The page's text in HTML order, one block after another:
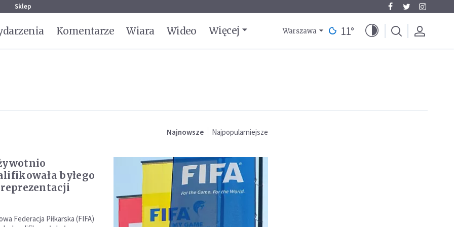
Sklep
Komentarze Wiara Wideo Więcej Warszawa 11°
Najnowsze Najpopularniejsze
byłego
Federacja Piłkarska (FIFA)